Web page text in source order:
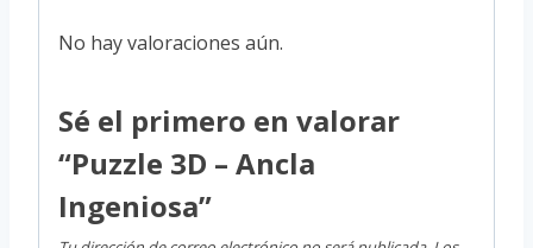
No hay valoraciones aún.
Sé el primero en valorar
“Puzzle 3D – Ancla
Ingeniosa”